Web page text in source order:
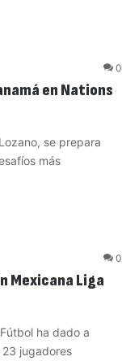
0
en Nations
se prepara
más
0
Mexicana Liga
ha dado a
jugadores